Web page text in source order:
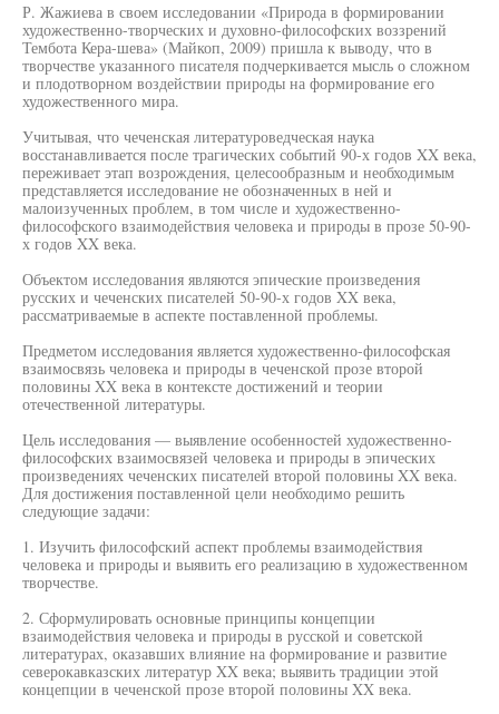
Р. Жажиева в своем исследовании «Природа в формировании
художественно-творческих и духовно-философских воззрений
Тембота Кера-шева» (Майкоп, 2009) пришла к выводу, что в
творчестве указанного писателя подчеркивается мысль о сложном
и плодотворном воздействии природы на формирование его
художественного мира.
Учитывая, что чеченская литературоведческая наука
восстанавливается после трагических событий 90-х годов XX века,
переживает этап возрождения, целесообразным и необходимым
представляется исследование не обозначенных в ней и
малоизученных проблем, в том числе и художественно-
философского взаимодействия человека и природы в прозе 50-90-
х годов XX века.
Объектом исследования являются эпические произведения
русских и чеченских писателей 50-90-х годов XX века,
рассматриваемые в аспекте поставленной проблемы.
Предметом исследования является художественно-философская
взаимосвязь человека и природы в чеченской прозе второй
половины XX века в контексте достижений и теории
отечественной литературы.
Цель исследования — выявление особенностей художественно-
философских взаимосвязей человека и природы в эпических
произведениях чеченских писателей второй половины XX века.
Для достижения поставленной цели необходимо решить
следующие задачи:
1. Изучить философский аспект проблемы взаимодействия
человека и природы и выявить его реализацию в художественном
творчестве.
2. Сформулировать основные принципы концепции
взаимодействия человека и природы в русской и советской
литературах, оказавших влияние на формирование и развитие
северокавказских литератур XX века; выявить традиции этой
концепции в чеченской прозе второй половины XX века.